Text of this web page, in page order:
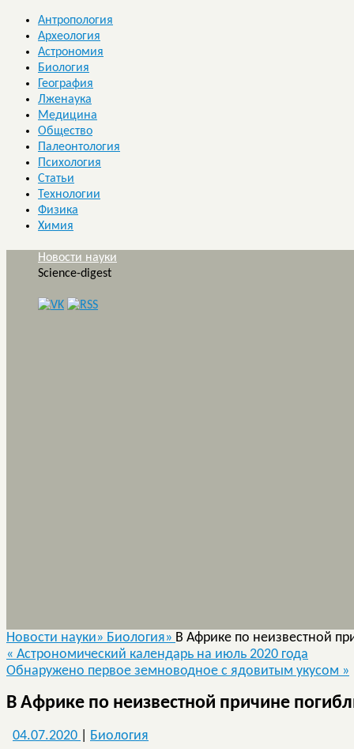
Антропология
Археология
Астрономия
Биология
География
Лженаука
Медицина
Общество
Палеонтология
Психология
Статьи
Технологии
Физика
Химия
Новости науки
Science-digest
Новости науки» Биология» В Африке по неизвестной
« Астрономический календарь на июль 2020 года
Обнаружено первое земноводное с ядовитым укусом »
В Африке по неизвестной причине
04.07.2020 Биология